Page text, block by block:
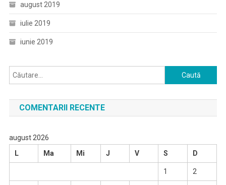
august 2019
iulie 2019
iunie 2019
Caută
după:
COMENTARII RECENTE
august 2026
L
Ma Mi J V S D
1 2